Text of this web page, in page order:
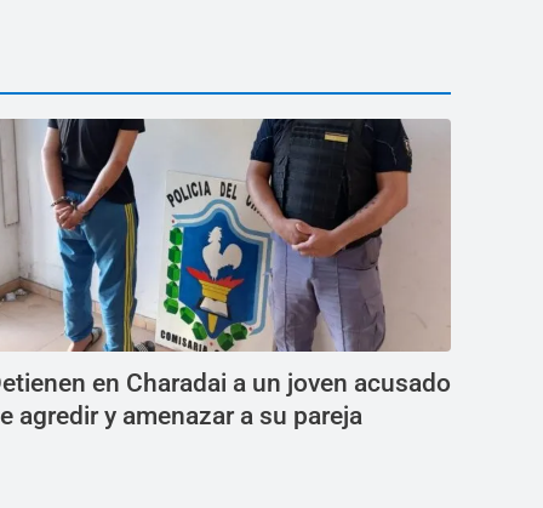
en Charadai a un joven acusado
agredir y amenazar a su pareja